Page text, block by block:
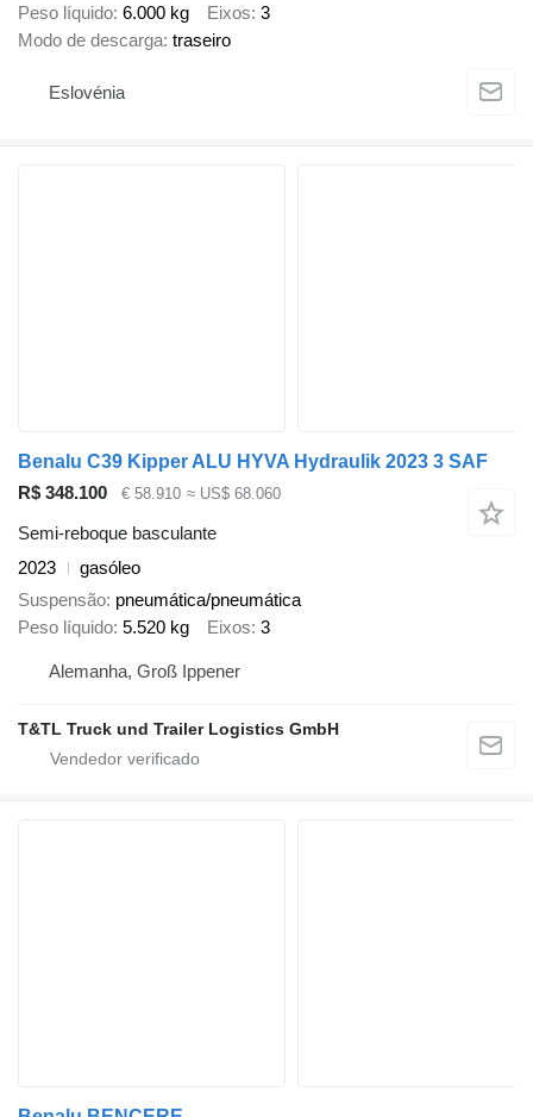
Peso líquido 6.000 kg Eixos 3
Modo de descarga traseiro
Eslovénia
Benalu C39 Kipper ALU HYVA Hydraulik 2023 3 SAF
R$ 348.100
€ 58.910 ≈ US$ 68.060
Semi-reboque basculante
2023
gasóleo
Suspensão pneumática/pneumática
Peso líquido 5.520 kg Eixos 3
Alemanha, Groß Ippener
T&TL Truck und Trailer Logistics GmbH